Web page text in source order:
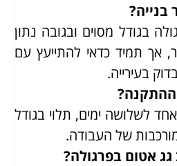
בגודל מסוים ובגובה נתון
אך תמיד כדאי להתייעץ עם
בעירייה.
ההתקנה?
לשלושה ימים, תלוי בגודל
של העבודה.
אטום בפרגולה?